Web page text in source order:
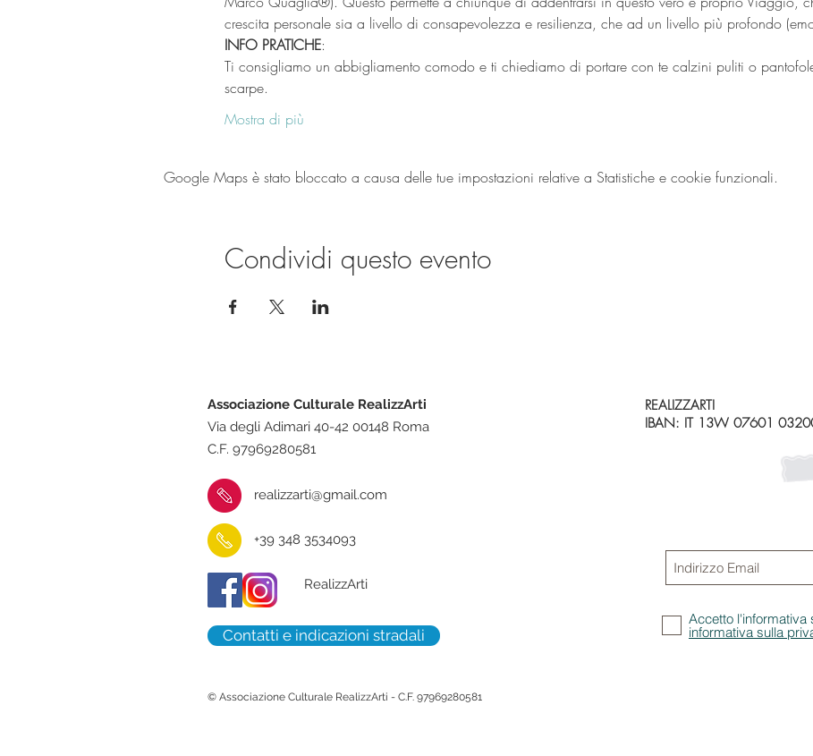
crescita personale sia a livello di consapevolezza e resilienza, che ad un livello più profondo
INFO PRATICHE:
Ti consigliamo un abbigliamento comodo e ti chiediamo di portare con te calzini puliti o
scarpe.
Mostra di più
Google Maps è stato bloccato a causa delle tue impostazioni relative a Statistiche e cookie funzionali.
Condividi questo evento
Accetto l'informativa
informativa sulla
realizzarti@gmail.com
+39 348 3534093
RealizzArti
Associazione Culturale RealizzArti
Via degli Adimari 40-42 00148 Roma
C.F. 97969280581
Contatti e indicazioni stradali
REALIZZARTI
IBAN: IT 13W 07601
© Associazione Culturale RealizzArti - C.F. 97969280581